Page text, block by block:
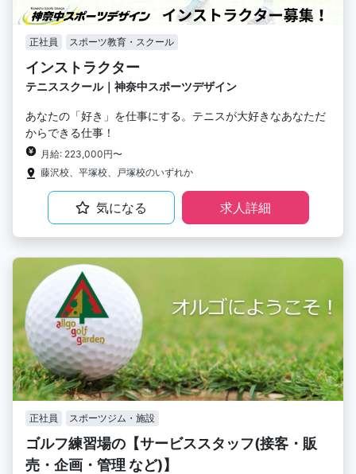
正社員 スポーツ教育・スクール
インストラクター
テニススクール｜神奈中スポーツデザイン
あなたの「好き」を仕事にする。テニスが大好きなあなただ
からできる仕事！
月給: 223,000円〜
藤沢校、平塚校、戸塚校のいずれか
気になる 求人詳細
正社員 スポーツジム・施設
ゴルフ練習場の【サービススタッフ(接客・販
売・企画・管理 など)】